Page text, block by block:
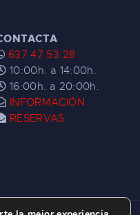
637 47 53 28
10:00h. a 14:00h.
16:00h. a 20:00h.
INFORMACIÓN
RESERVAS